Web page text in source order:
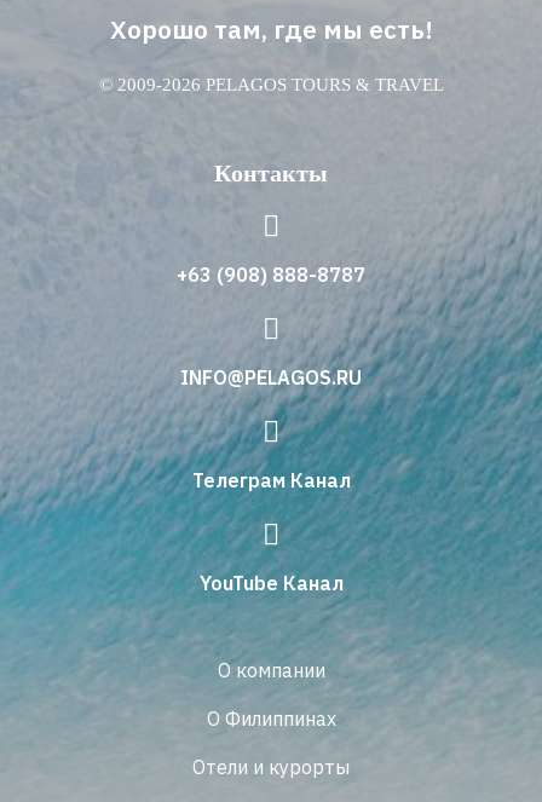
Хорошо там, где мы есть!
© 2009-2026 PELAGOS TOURS & TRAVEL
Контакты
+63 (908) 888-8787
INFO@PELAGOS.RU
Телеграм Канал
YouTube Канал
О компании
О Филиппинах
Отели и курорты